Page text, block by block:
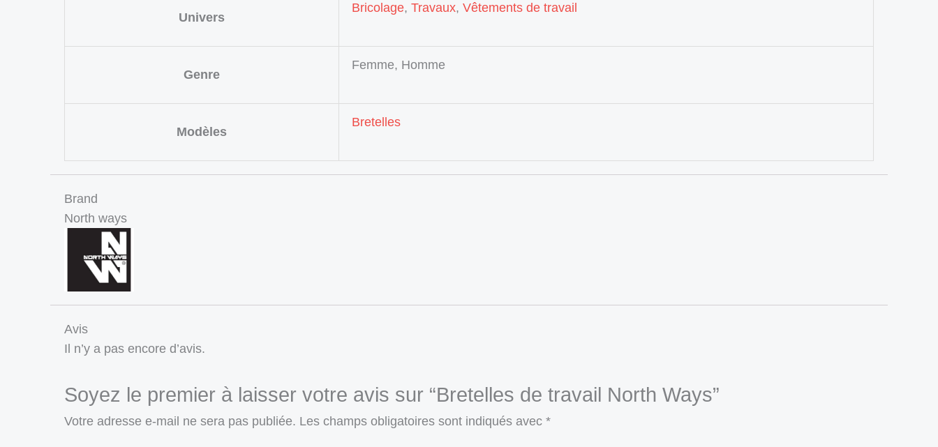
Univers
Bricolage, Travaux, Vêtements de travail
Genre
Femme, Homme
Modèles
Bretelles
Brand
North ways
Avis
Il n’y a pas encore d’avis.
Soyez le premier à laisser votre avis sur “Bretelles de travail North Ways”
Votre adresse e-mail ne sera pas publiée. Les champs obligatoires sont indiqués avec *